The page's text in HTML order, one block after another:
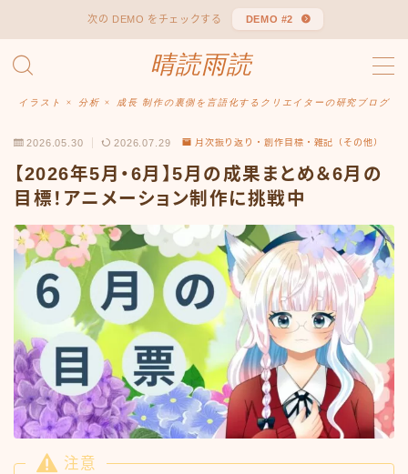
次の DEMO をチェックする DEMO #2
晴読雨読
イラスト × 分析 × 成長 制作の裏側を言語化するクリエイターの研究ブログ
MENU
お問い合わせ
デモプリセット記事 #1
プライバシーポリシー
免責事項
2026.05.30 2026.07.29 月次振り返り・創作目標・雑記（その他）
【2026年5月・6月】5月の成果まとめ＆6月の
目標！アニメーション制作に挑戦中
注意